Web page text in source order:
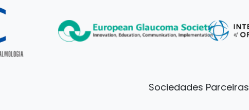
Sociedades Parceiras